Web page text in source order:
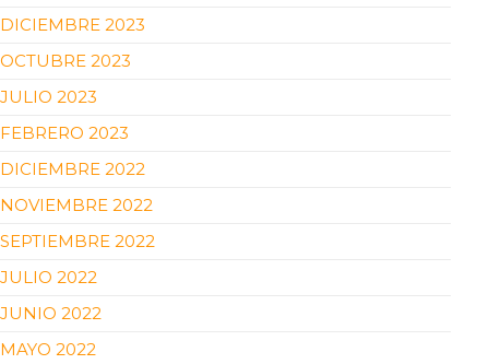
DICIEMBRE 2023
OCTUBRE 2023
JULIO 2023
FEBRERO 2023
DICIEMBRE 2022
NOVIEMBRE 2022
SEPTIEMBRE 2022
JULIO 2022
JUNIO 2022
MAYO 2022